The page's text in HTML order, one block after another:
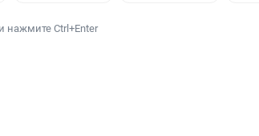
нажмите Ctrl+Enter